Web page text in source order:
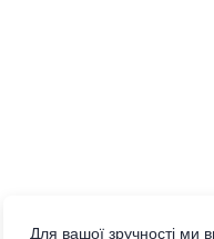
Для вашої зручності ми